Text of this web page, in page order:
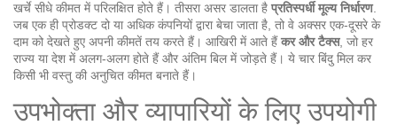
खर्चे सीधे कीमत में परिलक्षित होते हैं। तीसरा असर डालता है प्रतिस्पर्धी मूल्य निर्धारण.
जब एक ही प्रोडक्ट दो या अधिक कंपनियों द्वारा बेचा जाता है, तो वे अक्सर एक-दूसरे के
दाम को देखते हुए अपनी कीमतें तय करते हैं। आखिरी में आते हैंकर और टैक्स, जो हर
राज्य या देश में अलग-अलग होते हैं और अंतिम बिल में जोड़ते हैं। ये चार बिंदु मिल कर
किसी भी वस्तु की अनुचित कीमत बनाते हैं।
उपभोक्ता और व्यापारियों के लिए उपयोगी